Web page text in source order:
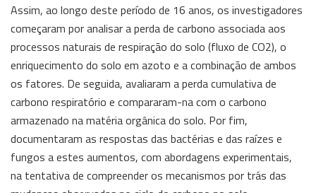
Assim, ao longo deste período de 16 anos, os investigadores
começaram por analisar a perda de carbono associada aos
processos naturais de respiração do solo (fluxo de CO2), o
enriquecimento do solo em azoto e a combinação de ambos
os fatores. De seguida, avaliaram a perda cumulativa de
carbono respiratório e compararam-na com o carbono
armazenado na matéria orgânica do solo. Por fim,
documentaram as respostas das bactérias e das raízes e
fungos a estes aumentos, com abordagens experimentais,
na tentativa de compreender os mecanismos por trás das